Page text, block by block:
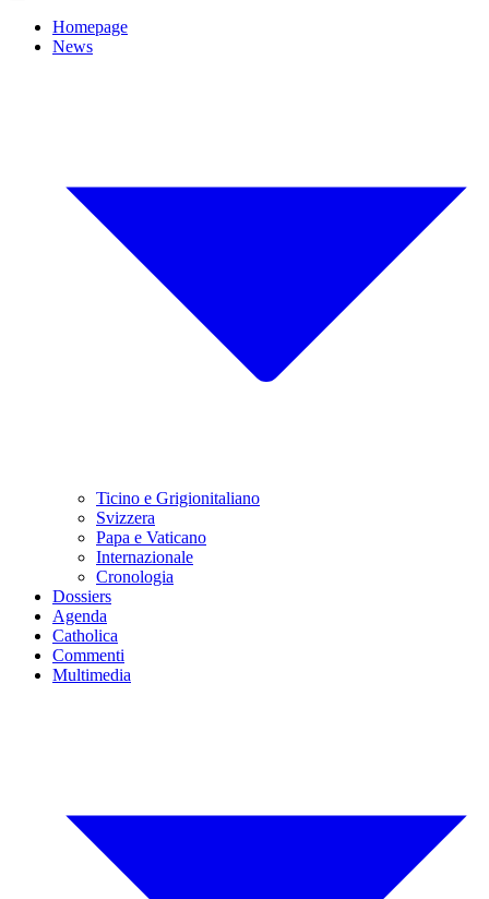
Homepage
News
Ticino e Grigionitaliano
Svizzera
Papa e Vaticano
Internazionale
Cronologia
Dossiers
Agenda
Catholica
Commenti
Multimedia